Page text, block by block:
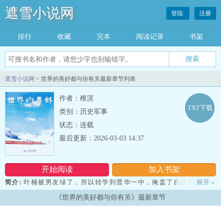
遮雪小说网 登陆 注册
排行 收藏 完本 阅读记录 书架
遮雪小说网 > 世界的美好都与你有关最新章节列表
作者：稚溟
类别：历史军事
状态：连载
开始阅读 加入书架
TXT下载
最后更新：2026-03-03 14:37
简介: 叶楠被男友绿了，所以转学到普华一中，掩盖了自己的长相，
就只是想继续平平淡淡的过完整个高中生活。 就是因为她掩盖了自
己的真实面貌，所以一再勾起安子宸的兴趣，越发觉得这个女生有意
展开 »
《世界的美好都与你有关》最新章节